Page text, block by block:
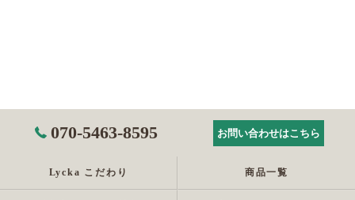
070-5463-8595 お問い合わせはこちら
Lycka こだわり 商品一覧